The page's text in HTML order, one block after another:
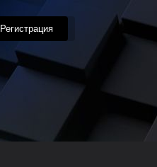
Регистрация